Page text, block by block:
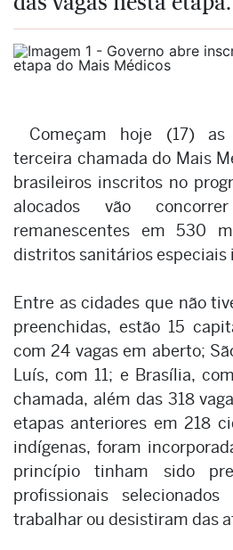
Começam hoje (17)
terceira chamada do Mais
brasileiros inscritos no
alocados vão
remanescentes em 530
distritos sanitários especiais
Entre as cidades que não
preenchidas, estão 15
com 24 vagas em aberto;
Luís, com 11; e Brasília,
chamada, além das 318
etapas anteriores em 218
indígenas, foram
princípio tinham sido
profissionais
trabalhar ou desistiram das